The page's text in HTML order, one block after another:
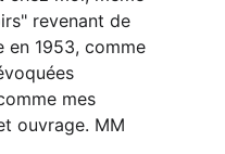
revenant de
en 1953, comme
mes
ouvrage. MM